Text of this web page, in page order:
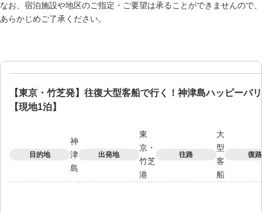
なお、宿泊施設や地区のご指定・ご要望は承ることができませんので、
あらかじめご了承ください。
【東京・竹芝発】往復大型客船で行く！神津島ハッピーバ
【現地1泊】
目的地
神
津
島
出発地
東
京・
竹芝
港
往路
大
型
客
船
復路